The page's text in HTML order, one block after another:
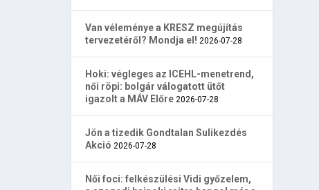
Van véleménye a KRESZ megújítás
tervezetéről? Mondja el! 2026-07-28
Hoki: végleges az ICEHL-menetrend,
női röpi: bolgár válogatott ütőt
igazolt a MÁV Előre 2026-07-28
Jön a tizedik Gondtalan Sulikezdés
Akció 2026-07-28
Női foci: felkészülési Vidi győzelem,